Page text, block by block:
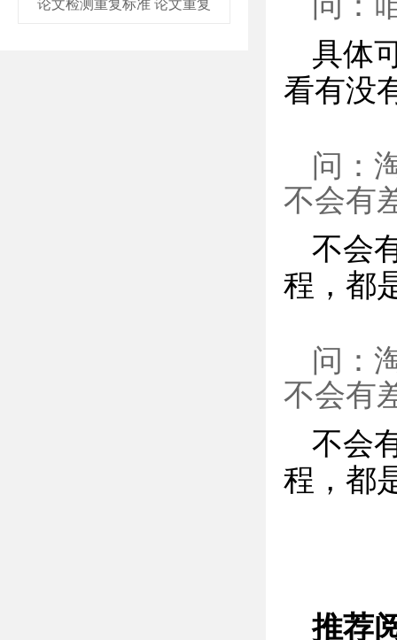
论文检测重复标准 论文重复
具体
看有没
问：
不会有
不会
程，都
问：
不会有
不会
程，都
推荐